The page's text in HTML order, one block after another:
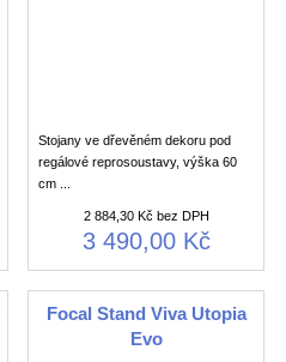
Stojany ve dřevěném dekoru pod
regálové reprosoustavy, výška 60
cm ...
2 884,30 Kč bez DPH
3 490,00 Kč
Focal Stand Viva Utopia
Evo